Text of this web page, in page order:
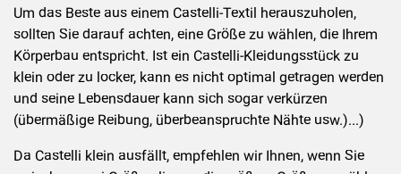
Um das Beste aus einem Castelli-Textil herauszuholen,
sollten Sie darauf achten, eine Größe zu wählen, die Ihrem
Körperbau entspricht. Ist ein Castelli-Kleidungsstück zu
klein oder zu locker, kann es nicht optimal getragen werden
und seine Lebensdauer kann sich sogar verkürzen
(übermäßige Reibung, überbeanspruchte Nähte usw.)...)
Da Castelli klein ausfällt, empfehlen wir Ihnen, wenn Sie